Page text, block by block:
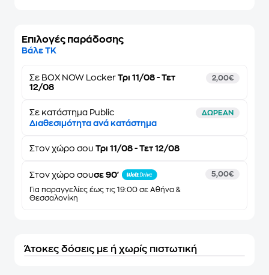
Επιλογές παράδοσης
Βάλε ΤΚ
Σε BOX NOW Locker Τρι 11/08 - Τετ
12/08
2,00€
Σε κατάστημα Public ΔΩΡΕΑΝ
Διαθεσιμότητα ανά κατάστημα
Στον χώρο σου Τρι 11/08 - Τετ 12/08
Στον χώρο σουσε 90'
Για παραγγελίες έως τις 19:00 σε Αθήνα &
Θεσσαλονίκη
5,00€
Άτοκες δόσεις με ή χωρίς πιστωτική